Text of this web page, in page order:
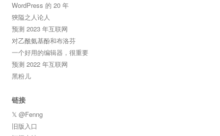
WordPress 的 20 年
狹隘之人论人
预测 2023 年互联网
对乙酰氨基酚和布洛芬
一个好用的编辑器，很重要
预测 2022 年互联网
黑粉儿
链接
𝕏 @Fenng
旧版入口